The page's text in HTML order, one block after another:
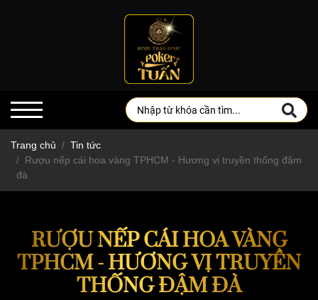
Trang chủ
Tin tức
Rượu nếp cái hoa vàng TPHCM - Hương vị truyền thống đậm
đà
RƯỢU NẾP CÁI HOA VÀNG
TPHCM - HƯƠNG VỊ TRUYỀN
THỐNG ĐẬM ĐÀ